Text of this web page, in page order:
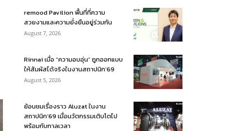
remood Pavilion พื้นที่ที่ความ
สวยงามและความยั่งยืนอยู่ร่วมกัน
August 7, 2026
Rinnai เมื่อ “ความอบอุ่น” ถูกออกแบบ
ให้สัมผัสได้จริงในงานสถาปนิก’69
August 5, 2026
ย้อนชมเรื่องราว Aluzat ในงาน
สถาปนิก’69 เมื่อนวัตกรรมเติบโตไป
พร้อมกับกาลเวลา